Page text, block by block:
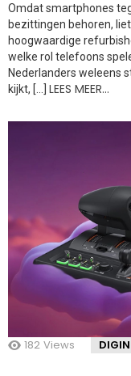
Omdat smartphones
bezittingen behoren,
hoogwaardige
welke rol telefoons
Nederlanders weleens
kijkt, […] LEES MEER…
182 Views